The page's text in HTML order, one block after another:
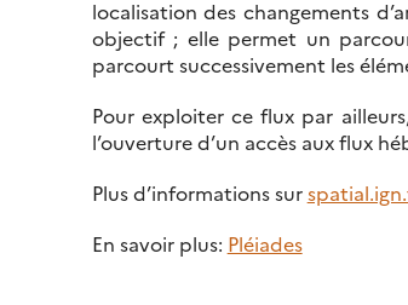
localisation des changements
objectif ; elle permet un
parcourt successivement les
Pour exploiter ce flux par
l’ouverture d’un accès aux flux
Plus d’informations sur
En savoir plus: Pléiades